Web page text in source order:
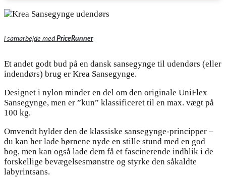
i samarbejde med PriceRunner
Et andet godt bud på en dansk sansegynge til udendørs (eller
indendørs) brug er Krea Sansegynge.
Designet i nylon minder en del om den originale UniFlex
Sansegynge, men er ”kun” klassificeret til en max. vægt på
100 kg.
Omvendt hylder den de klassiske sansegynge-principper –
du kan her lade børnene nyde en stille stund med en god
bog, men kan også lade dem få et fascinerende indblik i de
forskellige bevægelsesmønstre og styrke den såkaldte
labyrintsans.